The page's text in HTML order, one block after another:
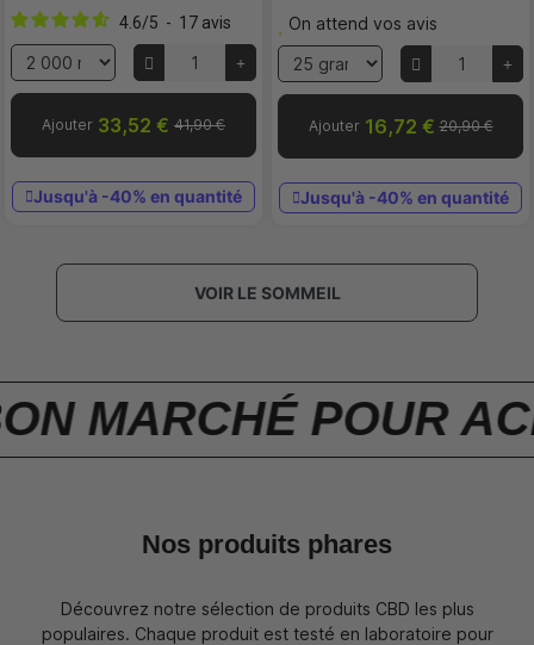
4.6/5 - 17 avis
Ajouter 33,52 € 41,90 €
Jusqu'à -40% en quantité
On attend vos avis
Ajouter 16,72 € 20,90 €
Jusqu'à -40% en quantité
VOIR LE SOMMEIL
POUR ACHETER
Nos produits phares
Découvrez notre sélection de produits CBD les plus
populaires. Chaque produit est testé en laboratoire pour